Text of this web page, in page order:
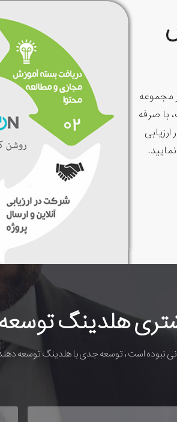
مجموعه
الکترونیک، با صرفه
هلدینگ توسعه
نبوده است ، توسعه جدی با هلدینگ توسعه